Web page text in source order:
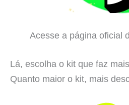
Acesse a página oficial
Lá, escolha o kit que faz
Quanto maior o kit, mais